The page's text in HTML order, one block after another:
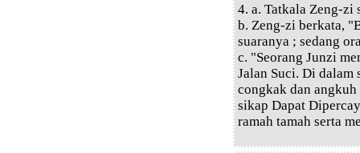
4. a. Tatkala Zeng-
b. Zeng-zi berkata,
suaranya ; sedang
c. "Seorang Junzi
Jalan Suci. Di dalam
congkak dan
sikap Dapat
ramah tamah serta